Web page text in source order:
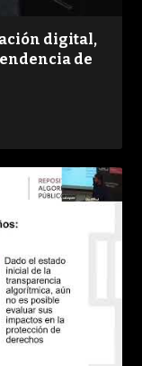
digital,
de